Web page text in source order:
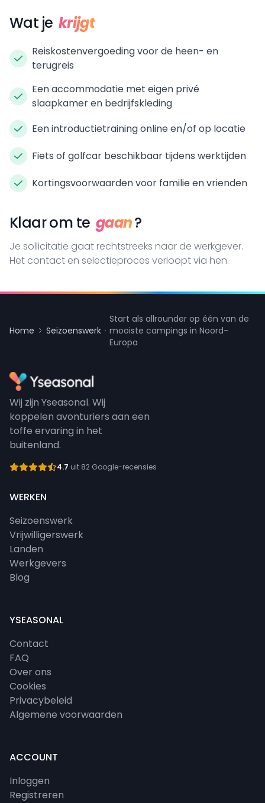
Wat je krijgt
Reiskostenvergoeding voor de heen- en
terugreis
Een accommodatie met eigen privé
slaapkamer en bedrijfskleding
Een introductietraining online en/of op locatie
Fiets of golfcar beschikbaar tijdens werktijden
Kortingsvoorwaarden voor familie en vrienden
Klaar om te gaan?
Je sollicitatie gaat rechtstreeks naar de werkgever.
Het contact en selectieproces verloopt via hen.
Home Seizoenswerk
Start als allrounder op één van de
mooiste campings in Noord-
Europa
Wij zijn Yseasonal. Wij
koppelen avonturiers aan een
toffe ervaring in het
buitenland.
4.7 uit 82 Google-recensies
WERKEN
Seizoenswerk
Vrijwilligerswerk
Landen
Werkgevers
Blog
YSEASONAL
Contact
FAQ
Over ons
Cookies
Privacybeleid
Algemene voorwaarden
ACCOUNT
Inloggen
Registreren